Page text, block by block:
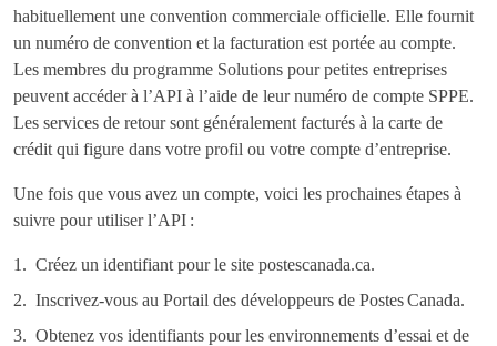
habituellement une convention commerciale officielle. Elle fournit
un numéro de convention et la facturation est portée au compte.
Les membres du programme Solutions pour petites entreprises
peuvent accéder à l’API à l’aide de leur numéro de compte SPPE.
Les services de retour sont généralement facturés à la carte de
crédit qui figure dans votre profil ou votre compte d’entreprise.
Une fois que vous avez un compte, voici les prochaines étapes à
suivre pour utiliser l’API :
Créez un identifiant pour le site postescanada.ca.
Inscrivez-vous au Portail des développeurs de Postes Canada.
Obtenez vos identifiants pour les environnements d’essai et de